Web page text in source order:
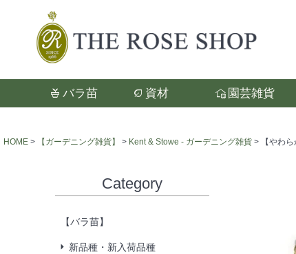
バラ苗 資材 園芸雑貨
検索
HOME 【ガーデニング雑貨】 Kent & Stowe - ガーデニング雑貨 【やわ
Category
【バラ苗】
新品種・新入荷品種